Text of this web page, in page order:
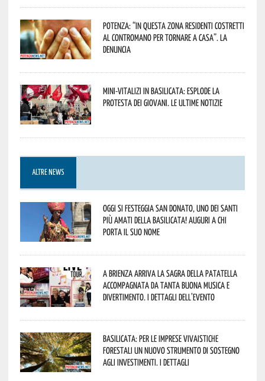
Potenza: “In questa zona residenti costretti
al contromano per tornare a casa”. La
denuncia
Mini-vitalizi in Basilicata: esplode la
protesta dei giovani. Le ultime notizie
ALTRE NEWS
Oggi si festeggia San Donato, uno dei Santi
più amati della Basilicata! Auguri a chi
porta il suo nome
A Brienza arriva la Sagra della Patatella
accompagnata da tanta buona musica e
divertimento. I dettagli dell’evento
Basilicata: per le imprese vivaistiche
forestali un nuovo strumento di sostegno
agli investimenti. I dettagli